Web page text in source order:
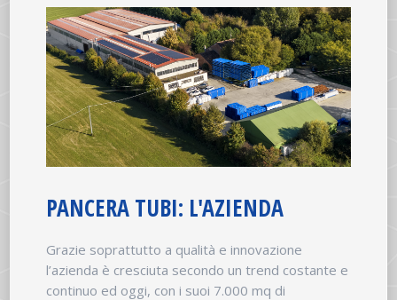
PANCERA TUBI: L'AZIENDA
Grazie soprattutto a qualità e innovazione
l’azienda è cresciuta secondo un trend costante e
continuo ed oggi, con i suoi 7.000 mq di